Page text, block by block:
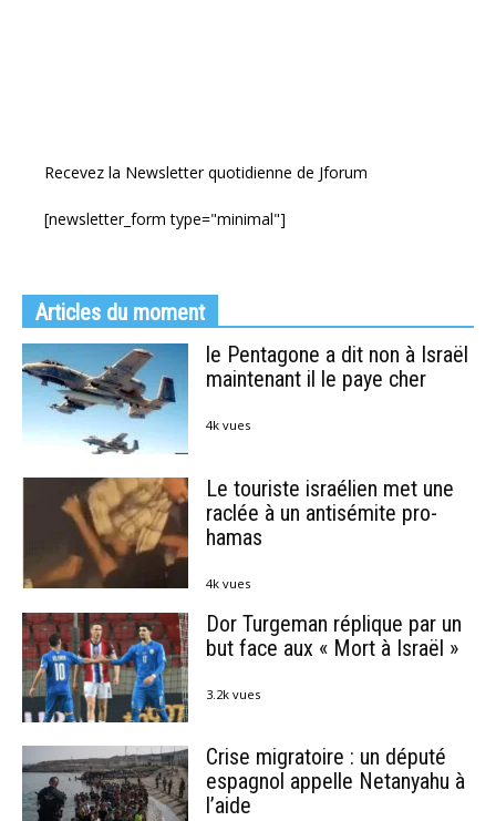
Recevez la Newsletter quotidienne de Jforum
[newsletter_form type="minimal"]
Articles du moment
le Pentagone a dit non à Israël
maintenant il le paye cher
4k vues
Le touriste israélien met une
raclée à un antisémite pro-
hamas
4k vues
Dor Turgeman réplique par un
but face aux « Mort à Israël »
3.2k vues
Crise migratoire : un député
espagnol appelle Netanyahu à
l’aide